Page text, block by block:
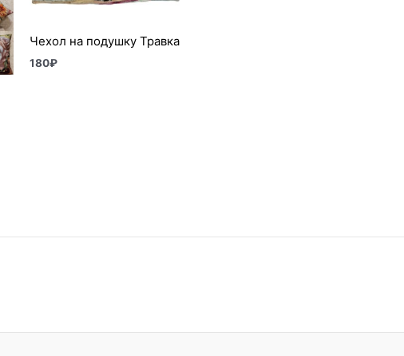
Чехол на подушку Травка
180₽